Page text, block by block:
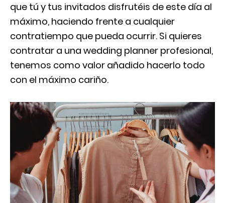
que tú y tus invitados disfrutéis de este día al
máximo, haciendo frente a cualquier
contratiempo que pueda ocurrir. Si quieres
contratar a una wedding planner profesional,
tenemos como valor añadido hacerlo todo
con el máximo cariño.